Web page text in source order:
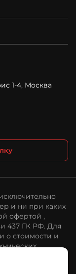
данных
1-4, Москва
и ни при каких
офертой ,
437 ГК РФ. Для
о стоимости и
«ЛВ Трейд».